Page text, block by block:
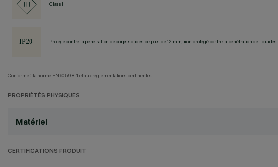
Class III
Protégé contre la pénétration de corps solides de plus de 12 mm, non protégé contre la pénétration de liquides.
Conforme à la norme EN60598-1 et aux réglementations pertinentes.
PROPRIÉTÉS PHYSIQUES
Matériel
CERTIFICATIONS PRODUIT